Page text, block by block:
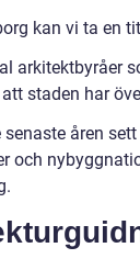
kan vi ta en
arkitektbyråer
staden har
åren
och